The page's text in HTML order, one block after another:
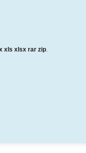
xls xlsx rar zip.